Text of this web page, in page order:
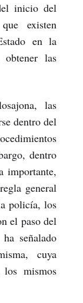
inicio del
existen
en la
las
las
dentro del
dentro
importante,
general
policía, los
el paso del
señalado
cuya
los mismos